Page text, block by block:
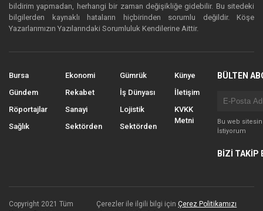
bildirim yapmadan, herhangi bir zaman değişikliğe gidebilir. Bu sitedeki
bilgilerden kaynaklı hataların hiçbirinden sorumlu değildir. Köşe
Yazarlarımızın Yazılarındaki Sorumluluk Kendilerine Aittir.
Bursa
Gündem
Röportajlar
Sağlık
Ekonomi
Rekabet
Sanayi
Sektörden
Gümrük
İş Dünyası
Lojistik
Sektörden
Künye
İletişim
KVKK
Metni
BÜLTEN
Bu web
İstiyorum
BİZİ TAKİP
Copyright 2021 Tüm
Çerezler ile ilgili bilgi içinÇerez Politikamızı